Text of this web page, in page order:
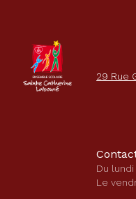
29 Rue
Du lundi
Le